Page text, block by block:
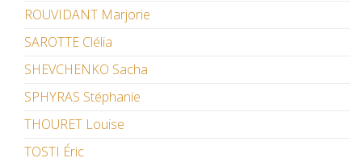
ROUVIDANT Marjorie
SAROTTE Clélia
SHEVCHENKO Sacha
SPHYRAS Stéphanie
THOURET Louise
TOSTI Éric